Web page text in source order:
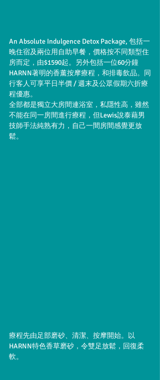
An Absolute Indulgence Detox Package, 包括一
晚住宿及兩位用自助早餐，價格按不同類型住
房而定，由$1590起。另外包括一位60分鐘
HARNN著明的香薰按摩療程，和排毒飲品。同
行客人可享平日半價 / 週末及公眾假期六折療
程優惠。
全部都是獨立大房間連浴室，私隱性高，雖然
不能在同一房間進行療程，但Lewis說泰藉男
技師手法純熟有力，自己一間房間感覺更放
鬆。
療程先由足部磨砂、清潔、按摩開始。以
HARNN特色香草磨砂，令雙足放鬆，回復柔
軟。